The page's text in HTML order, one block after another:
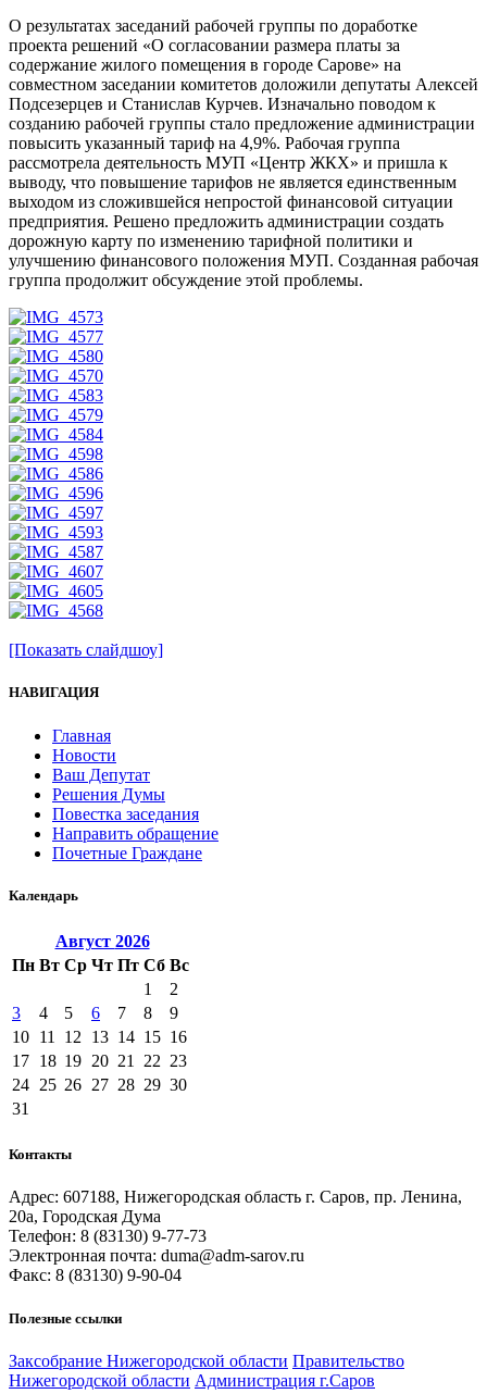
О результатах заседаний рабочей группы по доработке
проекта решений «О согласовании размера платы за
содержание жилого помещения в городе Сарове» на
совместном заседании комитетов доложили депутаты Алексей
Подсезерцев и Станислав Курчев. Изначально поводом к
созданию рабочей группы стало предложение администрации
повысить указанный тариф на 4,9%. Рабочая группа
рассмотрела деятельность МУП «Центр ЖКХ» и пришла к
выводу, что повышение тарифов не является единственным
выходом из сложившейся непростой финансовой ситуации
предприятия. Решено предложить администрации создать
дорожную карту по изменению тарифной политики и
улучшению финансового положения МУП. Созданная рабочая
группа продолжит обсуждение этой проблемы.
[Показать слайдшоу]
НАВИГАЦИЯ
Главная
Новости
Ваш Депутат
Решения Думы
Повестка заседания
Направить обращение
Почетные Граждане
Календарь
Август 2026
Пн Вт Ср Чт Пт Сб Вс
1
2
3
4 5 6 7 8
9
10 11 12 13 14 15 16
17 18 19 20 21 22 23
24 25 26 27 28 29 30
31
Контакты
Адрес: 607188, Нижегородская область г. Саров, пр. Ленина,
20а, Городская Дума
Телефон: 8 (83130) 9-77-73
Электронная почта: duma@adm-sarov.ru
Факс: 8 (83130) 9-90-04
Полезные ссылки
Закcобрание Нижегородской области Правительство
Нижегородской области Администрация г.Саров